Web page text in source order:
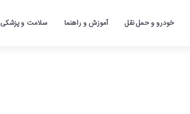
خودرو و حمل نقل آموزش و راهنما سلامت و پزشکی